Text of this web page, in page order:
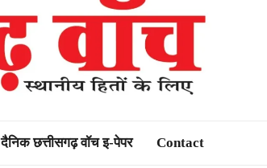
दैनिक छत्तीसगढ़ वॉच इ-पेपर Contact